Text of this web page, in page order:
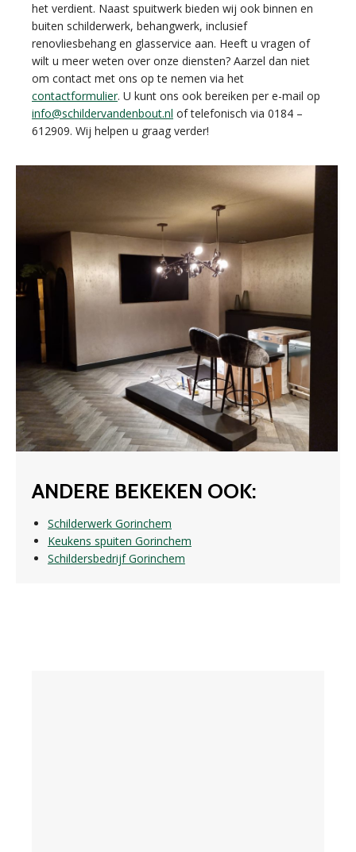
het verdient. Naast spuitwerk bieden wij ook binnen en
buiten schilderwerk, behangwerk, inclusief
renovliesbehang en glasservice aan. Heeft u vragen of
wilt u meer weten over onze diensten? Aarzel dan niet
om contact met ons op te nemen via het
contactformulier. U kunt ons ook bereiken per e-mail op
info@schildervandenbout.nl of telefonisch via 0184 –
612909. Wij helpen u graag verder!
ANDERE BEKEKEN OOK:
Schilderwerk Gorinchem
Keukens spuiten Gorinchem
Schildersbedrijf Gorinchem